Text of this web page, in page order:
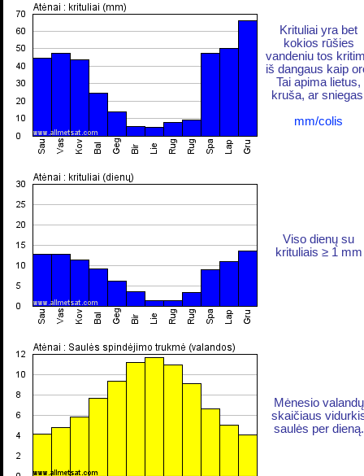
Krituliai yra bet
kokios rūšies
vandeniu tos
iš dangaus kaip
Tai apima lietus,
kruša, ar
mm/colis
Viso dienų su
krituliais ≥ 1 mm
Mėnesio valandų
skaičiaus
saulės per dieną.